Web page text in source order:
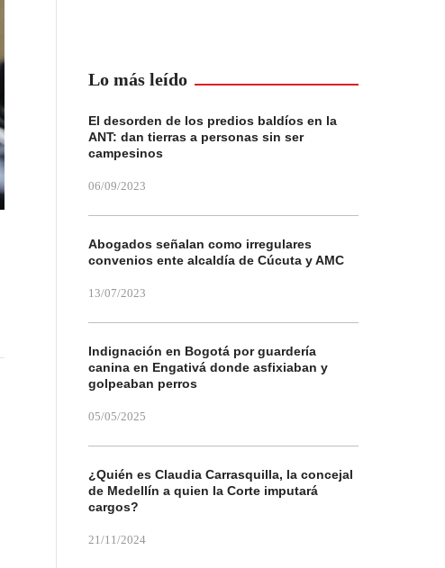
Lo más leído
El desorden de los predios baldíos en la
ANT: dan tierras a personas sin ser
campesinos
06/09/2023
Abogados señalan como irregulares
convenios ente alcaldía de Cúcuta y AMC
13/07/2023
Indignación en Bogotá por guardería
canina en Engativá donde asfixiaban y
golpeaban perros
05/05/2025
¿Quién es Claudia Carrasquilla, la concejal
de Medellín a quien la Corte imputará
cargos?
21/11/2024